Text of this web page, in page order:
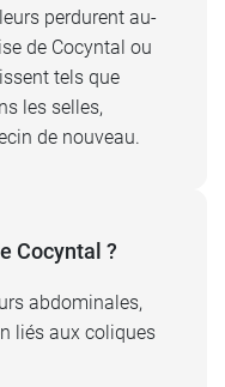
perdurent au-
de Cocyntal ou
tels que
les selles,
de nouveau.
Cocyntal ?
abdominales,
liés aux coliques